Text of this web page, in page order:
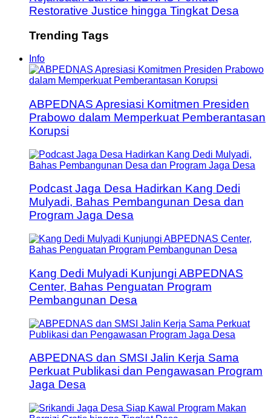
Restorative Justice hingga Tingkat Desa
Trending Tags
Info
ABPEDNAS Apresiasi Komitmen Presiden
Prabowo dalam Memperkuat Pemberantasan
Korupsi
Podcast Jaga Desa Hadirkan Kang Dedi
Mulyadi, Bahas Pembangunan Desa dan
Program Jaga Desa
Kang Dedi Mulyadi Kunjungi ABPEDNAS
Center, Bahas Penguatan Program
Pembangunan Desa
ABPEDNAS dan SMSI Jalin Kerja Sama
Perkuat Publikasi dan Pengawasan Program
Jaga Desa